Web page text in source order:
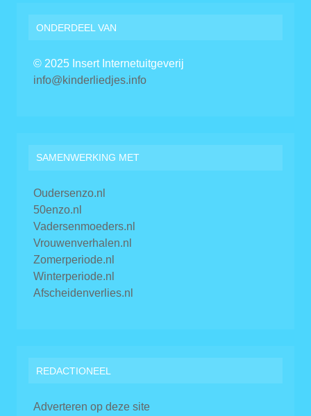
ONDERDEEL VAN
© 2025 Insert Internetuitgeverij
info@kinderliedjes.info
SAMENWERKING MET
Oudersenzo.nl
50enzo.nl
Vadersenmoeders.nl
Vrouwenverhalen.nl
Zomerperiode.nl
Winterperiode.nl
Afscheidenverlies.nl
REDACTIONEEL
Adverteren op deze site